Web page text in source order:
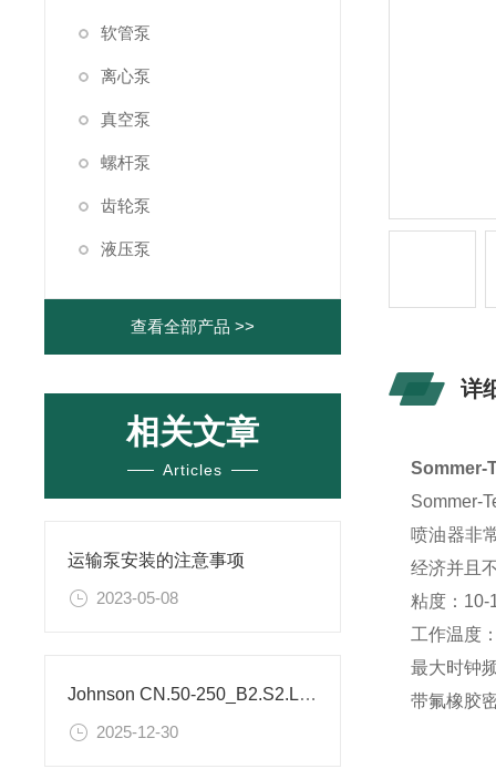
软管泵
离心泵
真空泵
螺杆泵
齿轮泵
液压泵
查看全部产品 >>
相关文章
Articles
运输泵安装的注意事项
2023-05-08
Johnson CN.50-250_B2.S2.L1 型裸轴离心泵技术解析
2025-12-30
详
Sommer-
Sommer-
喷油器非
经济并且
粘度：10-
工作温度
最大时钟
带氟橡胶